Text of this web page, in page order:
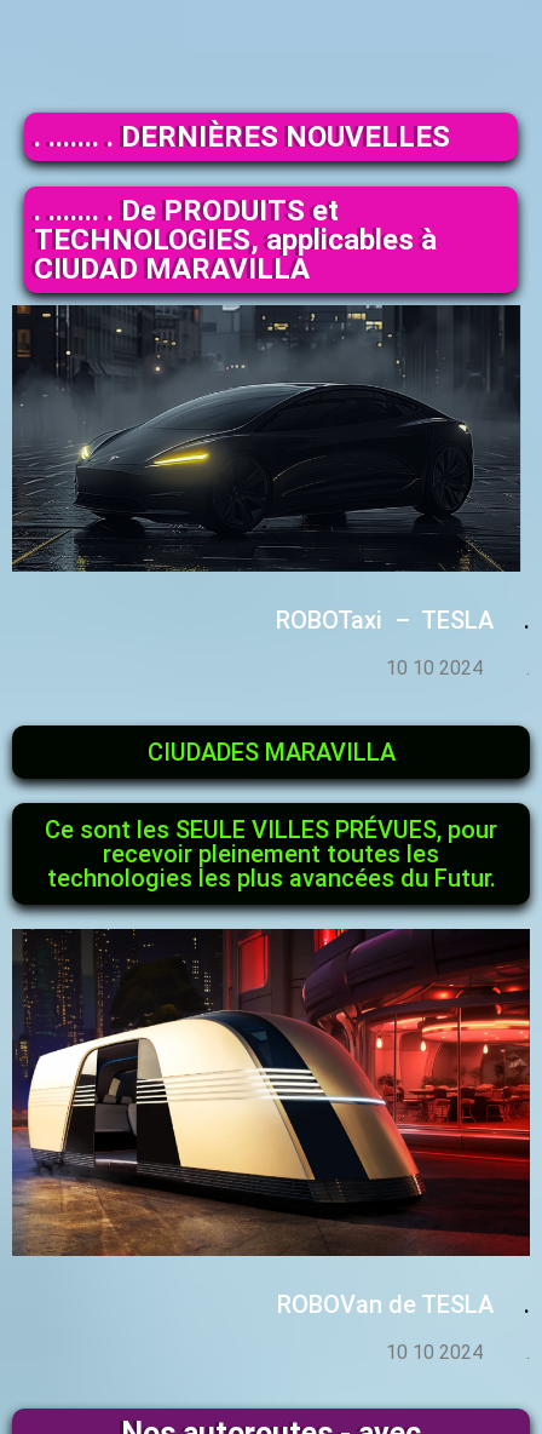
. ....... . DERNIÈRES NOUVELLES
. ....... . De PRODUITS et
TECHNOLOGIES, applicables à
CIUDAD MARAVILLA
ROBOTaxi – TESLA .
10 10 2024 .
CIUDADES MARAVILLA
Ce sont les SEULE VILLES PRÉVUES, pour
recevoir pleinement toutes les
technologies les plus avancées du Futur.
ROBOVan de TESLA .
10 10 2024 .